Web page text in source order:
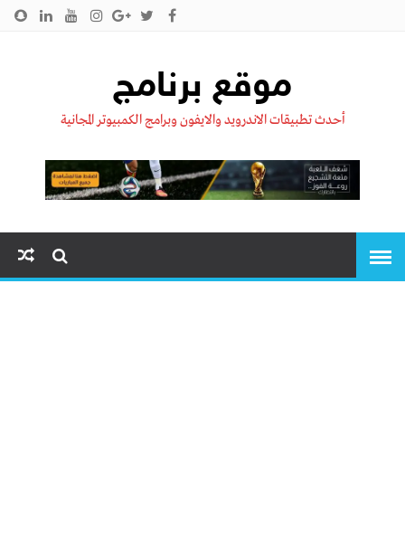
موقع برنامج
أحدث تطبيقات الاندرويد والايفون وبرامج الكمبيوتر المجانية